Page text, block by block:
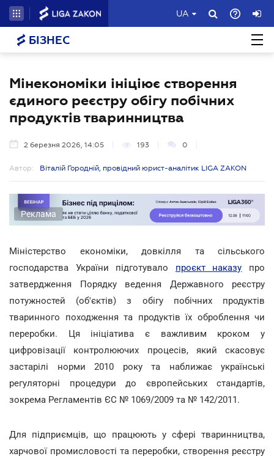
UA
БІЗНЕС
Мінекономіки ініціює створення
єдиного реєстру обігу побічних
продуктів тваринництва
2 березня 2026, 14:05 193 0
Автор: Віталій Городній, провідний юрист-аналітик LIGA ZAKON
Реклама
Міністерство економіки, довкілля та сільського
господарства України підготувало проєкт наказу про
затвердження Порядку ведення Державного реєстру
потужностей (об'єктів) з обігу побічних продуктів
тваринного походження та продуктів їх оброблення чи
переробки. Ця ініціатива є важливим кроком у
цифровізації контролюючих процесів, який скасовує
застарілі норми 2010 року та наближає українські
регуляторні процедури до європейських стандартів,
зокрема Регламентів ЄС № 1069/2009 та № 142/2011.
Для підприємців, що працюють у сфері тваринництва,
харчової промисловості та переробки, створення реєстру